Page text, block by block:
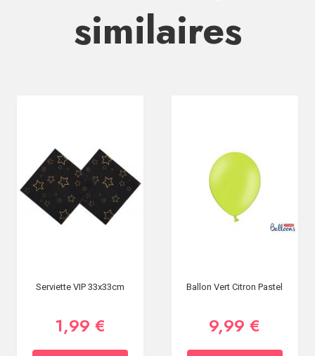
similaires
Serviette VIP 33x33cm
1,99 €
Ballon Vert Citron Pastel
9,99 €